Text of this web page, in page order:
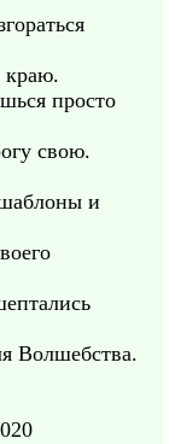
краю.
просто
свою.
и
Волшебства.